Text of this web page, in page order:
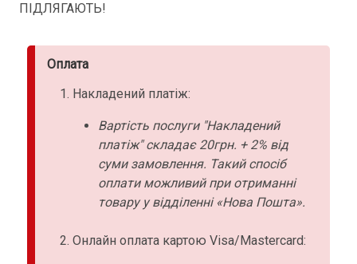
ПІДЛЯГАЮТЬ!
Оплата
Накладений платіж:
Вартість послуги "Накладений
платіж" складає 20грн. + 2% від
суми замовлення. Такий спосіб
оплати можливий при отриманні
товару у відділенні «Нова Пошта».
Онлайн оплата картою Visa/Mastercard: